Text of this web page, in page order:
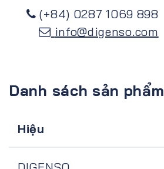
(+84) 0287 1069 898
info@digenso.com
Danh sách sản phẩm
Hiệu